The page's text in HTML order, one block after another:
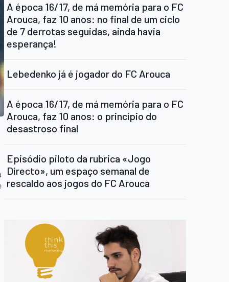
A época 16/17, de má memória para o FC
Arouca, faz 10 anos: no final de um ciclo
de 7 derrotas seguidas, ainda havia
esperança!
Lebedenko já é jogador do FC Arouca
A época 16/17, de má memória para o FC
Arouca, faz 10 anos: o princípio do
desastroso final
Episódio piloto da rubrica «Jogo
Directo», um espaço semanal de
rescaldo aos jogos do FC Arouca